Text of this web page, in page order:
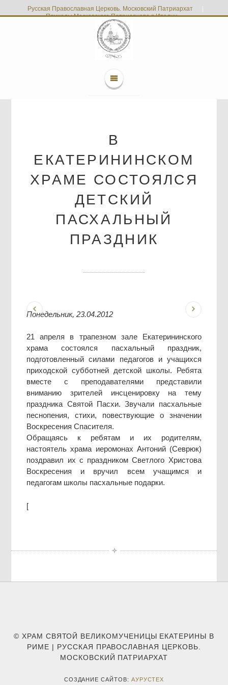
Русская Православная Церковь. Московский Патриархат
Приходы Московского Патриархата в Италии
В
ЕКАТЕРИНИНСКОМ
ХРАМЕ СОСТОЯЛСЯ
ДЕТСКИЙ
ПАСХАЛЬНЫЙ
ПРАЗДНИК
Понедельник, 23.04.2012
21 апреля в трапезном зале Екатерининского
храма состоялся пасхальный праздник,
подготовленный силами педагогов и учащихся
приходской субботней детской школы. Ребята
вместе с преподавателями представили
вниманию зрителей инсценировку на тему
праздника Святой Пасхи. Звучали пасхальные
песнопения, стихи, повествующие о значении
Воскресения Спасителя.
Обращаясь к ребятам и их родителям,
настоятель храма иеромонах Антоний (Севрюк)
поздравил их с праздником Светлого Христова
Воскресения и вручил всем учащимся и
педагогам школы пасхальные подарки.
[
© ХРАМ СВЯТОЙ ВЕЛИКОМУЧЕНИЦЫ ЕКАТЕРИНЫ В
РИМЕ | РУССКАЯ ПРАВОСЛАВНАЯ ЦЕРКОВЬ.
МОСКОВСКИЙ ПАТРИАРХАТ
СОЗДАНИЕ САЙТОВ: АУРУСТЕХ